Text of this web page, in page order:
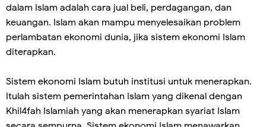
dalam Islam adalah cara jual beli, perdagangan, dan
keuangan. Islam akan mampu menyelesaikan problem
perlambatan ekonomi dunia, jika sistem ekonomi Islam
diterapkan.
Sistem ekonomi Islam butuh institusi untuk menerapkan.
Itulah sistem pemerintahan Islam yang dikenal dengan
Khil4fah Islamiah yang akan menerapkan syariat Islam